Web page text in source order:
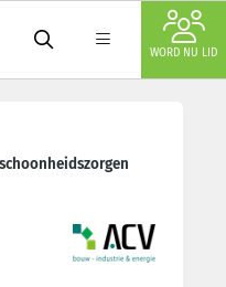
WORD NU LID